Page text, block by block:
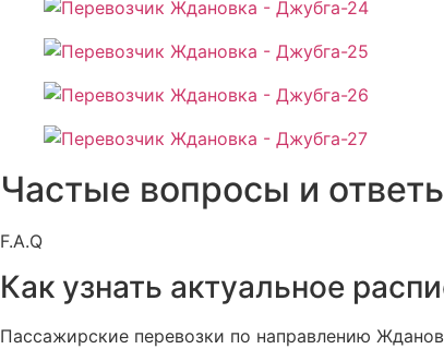
Частые вопросы и
F.A.Q
Как узнать актуальное
Пассажирские перевозки по направлению